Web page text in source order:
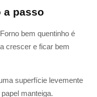
a passo
bem quentinho é
crescer e ficar bem
superfície levemente
manteiga.